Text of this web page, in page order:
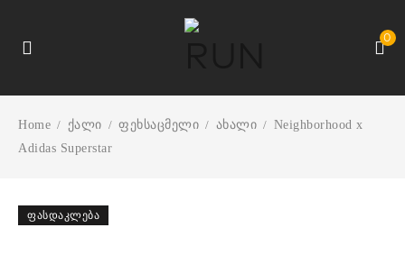
0
Home / ქალი / ფეხსაცმელი / ახალი / Neighborhood x
Adidas Superstar
ᲤᲐᲡᲓᲐᲙᲚᲔᲑᲐ